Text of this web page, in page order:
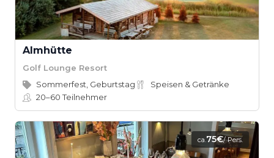
Almhütte
Golf Lounge Resort
Sommerfest, Geburtstag
Speisen & Getränke
20–60Teilnehmer
ca.75€/ Pers.